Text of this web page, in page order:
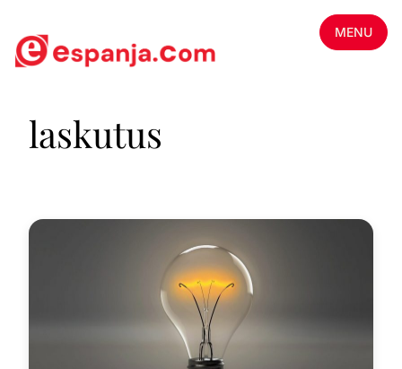
MENU
laskutus